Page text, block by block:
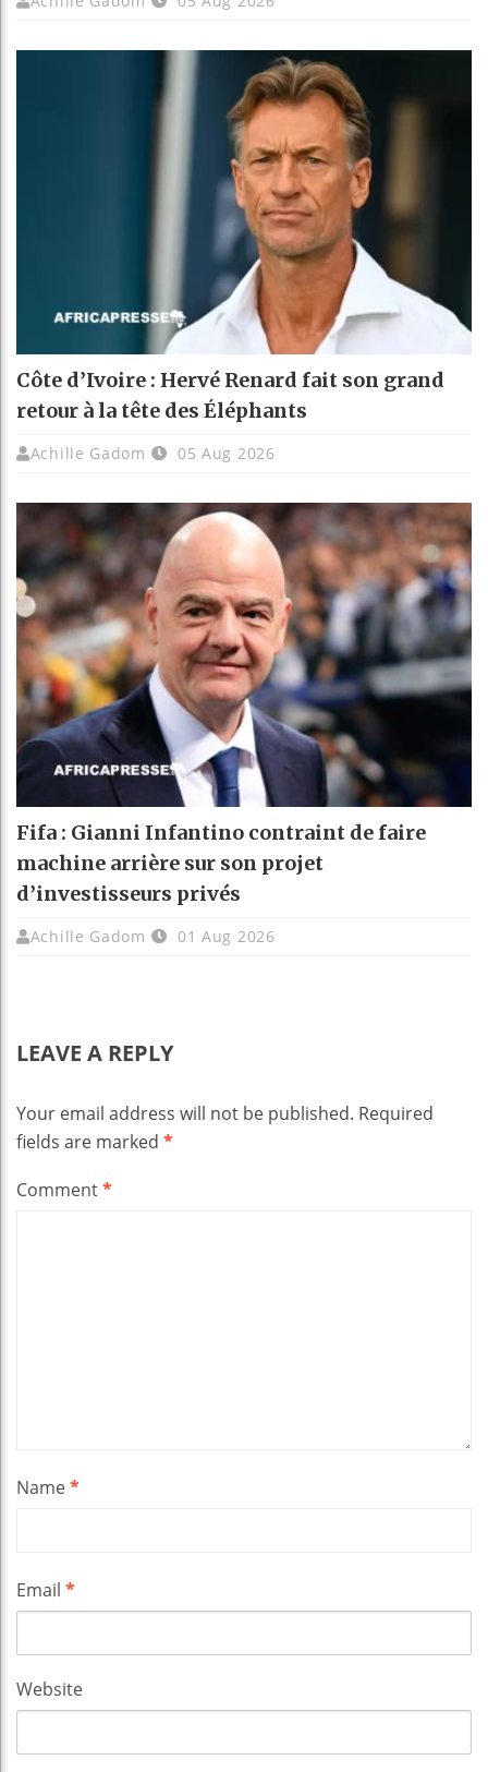
Côte d’Ivoire : Hervé Renard fait son grand
retour à la tête des Éléphants
Achille Gadom 05 Aug 2026
Fifa : Gianni Infantino contraint de faire
machine arrière sur son projet
d’investisseurs privés
Achille Gadom 01 Aug 2026
LEAVE A REPLY
Your email address will not be published. Required
fields are marked *
Comment*
Name*
Email *
Website